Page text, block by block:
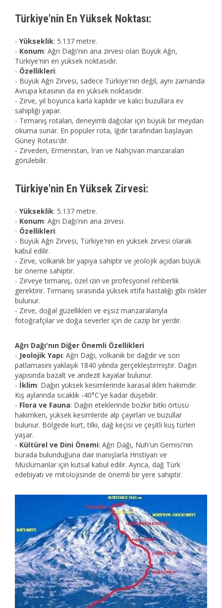
Türkiye'nin En Yüksek Noktası:
- Yükseklik: 5.137 metre.
- Konum: Ağrı Dağı'nın ana zirvesi olan Büyük Ağrı,
Türkiye'nin en yüksek noktasıdır.
- Özellikleri:
- Büyük Ağrı Zirvesi, sadece Türkiye'nin değil, aynı zamanda
Avrupa kıtasının da en yüksek noktasıdır.
- Zirve, yıl boyunca karla kaplıdır ve kalıcı buzullara ev
sahipliği yapar.
- Tırmanış rotaları, deneyimli dağcılar için büyük bir meydan
okuma sunar. En popüler rota, Iğdır tarafından başlayan
Güney Rotası'dır.
- Zirveden, Ermenistan, İran ve Nahçıvan manzaraları
görülebilir.
Türkiye'nin En Yüksek Zirvesi:
- Yükseklik: 5.137 metre.
- Konum: Ağrı Dağı'nın ana zirvesi.
- Özellikleri:
- Büyük Ağrı Zirvesi, Türkiye'nin en yüksek zirvesi olarak
kabul edilir.
- Zirve, volkanik bir yapıya sahiptir ve jeolojik açıdan büyük
bir öneme sahiptir.
- Zirveye tırmanış, özel izin ve profesyonel rehberlik
gerektirir. Tırmanış sırasında yüksek irtifa hastalığı gibi riskler
bulunur.
- Zirve, doğal güzellikleri ve eşsiz manzaralarıyla
fotoğrafçılar ve doğa severler için de cazip bir yerdir.
Ağrı Dağı'nın Diğer Önemli Özellikleri
- Jeolojik Yapı: Ağrı Dağı, volkanik bir dağdır ve son
patlamasını yaklaşık 1840 yılında gerçekleştirmiştir. Dağın
yapısında bazalt ve andezit kayalar bulunur.
- İklim: Dağın yüksek kesimlerinde karasal iklim hakimdir.
Kış aylarında sıcaklık -40°C'ye kadar düşebilir.
- Flora ve Fauna: Dağın eteklerinde bozkır bitki örtüsü
hakimken, yüksek kesimlerde alp çayırları ve buzullar
bulunur. Bölgede kurt, tilki, dağ keçisi ve çeşitli kuş türleri
yaşar.
- Kültürel ve Dini Önemi: Ağrı Dağı, Nuh'un Gemisi'nin
burada bulunduğuna dair inanışlarla Hristiyan ve
Müslümanlar için kutsal kabul edilir. Ayrıca, dağ Türk
edebiyatı ve mitolojisinde de önemli bir yere sahiptir.